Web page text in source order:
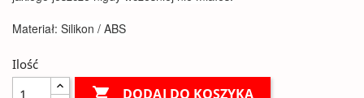
Materiał: Silikon / ABS
Ilość
 DODAJ DO KOSZYKA